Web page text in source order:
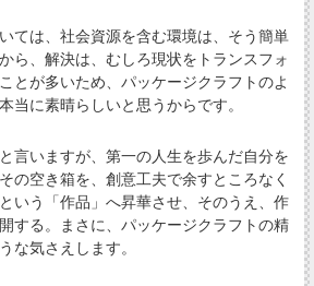
ては、社会資源を含む環境は、そう簡単
ら、解決は、むしろ現状をトランスフォ
とが多いため、パッケージクラフトのよ
当に素晴らしいと思うからです。
言いますが、第一の人生を歩んだ自分を
の空き箱を、創意工夫で余すところなく
いう「作品」へ昇華させ、そのうえ、作
する。まさに、パッケージクラフトの精
な気さえします。